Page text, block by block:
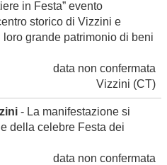
in Festa” evento
storico di Vizzini e
grande patrimonio di beni
data non confermata
Vizzini (CT)
- La manifestazione si
della celebre Festa dei
data non confermata